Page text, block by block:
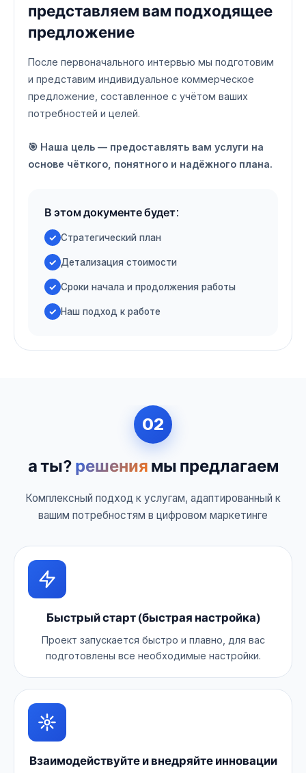
представляем вам подходящее
предложение
После первоначального интервью мы подготовим
и представим индивидуальное коммерческое
предложение, составленное с учётом ваших
потребностей и целей.
🎯 Наша цель — предоставлять вам услуги на
основе чёткого, понятного и надёжного плана.
В этом документе будет:
Стратегический план
Детализация стоимости
Сроки начала и продолжения работы
Наш подход к работе
02
а ты? решения мы предлагаем
Комплексный подход к услугам, адаптированный к
вашим потребностям в цифровом маркетинге
Быстрый старт (быстрая настройка)
Проект запускается быстро и плавно, для вас
подготовлены все необходимые настройки.
Взаимодействуйте и внедряйте инновации